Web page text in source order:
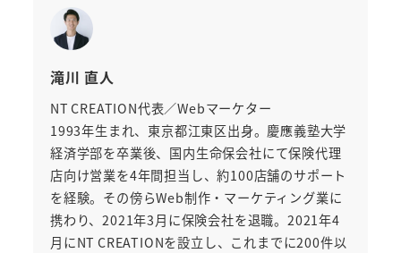
滝川 直人
NT CREATION代表／Webマーケター
1993年生まれ、東京都江東区出身。慶應義塾大学
経済学部を卒業後、国内生命保会社にて保険代理
店向け営業を4年間担当し、約100店舗のサポート
を経験。その傍らWeb制作・マーケティング業に
携わり、2021年3月に保険会社を退職。2021年4
月にNT CREATIONを設立し、これまでに200件以